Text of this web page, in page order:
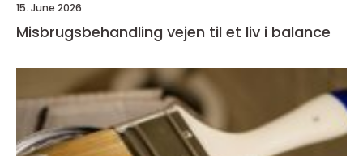
15. June 2026
Misbrugsbehandling vejen til et liv i balance